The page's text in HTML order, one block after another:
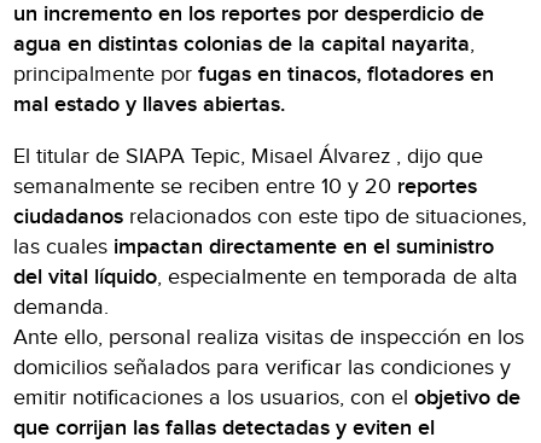
un incremento en los reportes por desperdicio de
agua en distintas colonias de la capital nayarita,
principalmente porfugas en tinacos, flotadores en
mal estado y llaves abiertas.
El titular de SIAPA Tepic, Misael Álvarez , dijo que
semanalmente se reciben entre 10 y 20 reportes
ciudadanos relacionados con este tipo de situaciones,
las cuales impactan directamente en el suministro
del vital líquido, especialmente en temporada de alta
demanda.
Ante ello, personal realiza visitas de inspección en los
domicilios señalados para verificar las condiciones y
emitir notificaciones a los usuarios, con elobjetivo de
que corrijan las fallas detectadas y eviten el